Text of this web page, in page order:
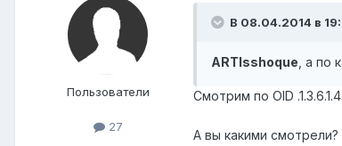
Пользователи
27
В 08.04.2014 в
ARTIsshoque , а по
Смотрим по OID
А вы какими